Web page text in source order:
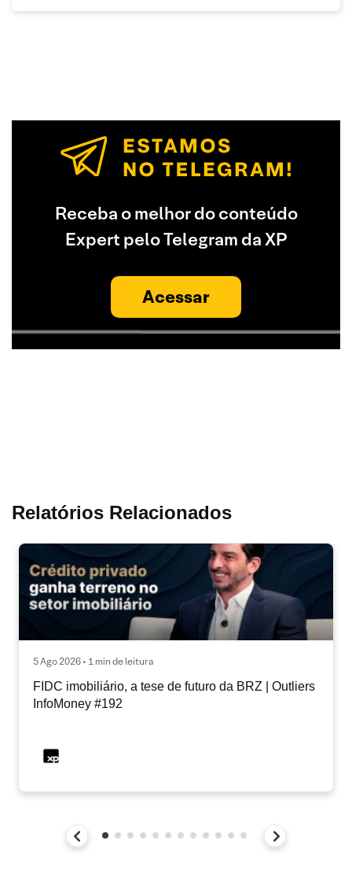
Receba o melhor do conteúdo
Expert pelo Telegram da XP
Acessar
Relatórios Relacionados
5 Ago 2026 • 1 min de leitura
FIDC imobiliário, a tese de futuro da BRZ | Outliers
InfoMoney #192